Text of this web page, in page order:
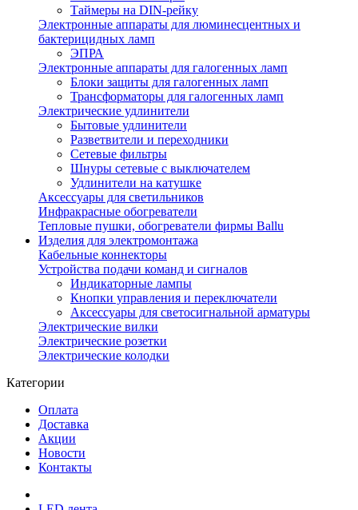
Таймеры на DIN-рейку
Электронные аппараты для люминесцентных и
бактерицидных ламп
ЭПРА
Электронные аппараты для галогенных ламп
Блоки защиты для галогенных ламп
Трансформаторы для галогенных ламп
Электрические удлинители
Бытовые удлинители
Разветвители и переходники
Сетевые фильтры
Шнуры сетевые с выключателем
Удлинители на катушке
Аксессуары для светильников
Инфракрасные обогреватели
Тепловые пушки, обогреватели фирмы Ballu
Изделия для электромонтажа
Кабельные коннекторы
Устройства подачи команд и сигналов
Индикаторные лампы
Кнопки управления и переключатели
Аксессуары для светосигнальной арматуры
Электрические вилки
Электрические розетки
Электрические колодки
Категории
Оплата
Доставка
Акции
Новости
Контакты